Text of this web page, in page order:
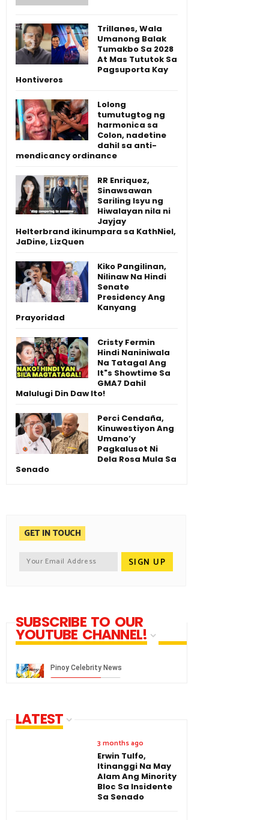
Trillanes, Wala
Umanong Balak
Tumakbo Sa 2028
At Mas Tututok Sa
Pagsuporta Kay
Hontiveros
Lolong
tumutugtog ng
harmonica sa
Colon, nadetine
dahil sa anti-
mendicancy ordinance
RR Enriquez,
Sinawsawan
Sariling Isyu ng
Hiwalayan nila ni
Jayjay
Helterbrand ikinumpara sa KathNiel,
JaDine, LizQuen
Kiko Pangilinan,
Nilinaw Na Hindi
Senate
Presidency Ang
Kanyang
Prayoridad
Cristy Fermin
Hindi Naniniwala
Na Tatagal Ang
It"s Showtime Sa
GMA7 Dahil
Malulugi Din Daw Ito!
Perci Cendaña,
Kinuwestiyon Ang
Umano’y
Pagkalusot Ni
Dela Rosa Mula Sa
Senado
GET IN TOUCH
SUBSCRIBE TO OUR
YOUTUBE CHANNEL!
LATEST
3 months ago
Erwin Tulfo,
Itinanggi Na May
Alam Ang Minority
Bloc Sa Insidente
Sa Senado